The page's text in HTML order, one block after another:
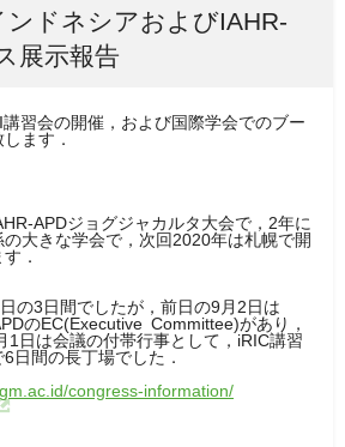
ンドネシアおよびIAHR-
展示報告
習会の開催，および国際学会でのブー
ます．
APDジョグジャカルタ大会で， 2年に
大きな学会で， 次回2020年は札幌で開
．
の3日間でしたが， 前日の9月2日は
のEC(Executive Committee)があり，
日は会議の付帯行事として， iRIC講習
日間の長丁場でした．
congress-information/